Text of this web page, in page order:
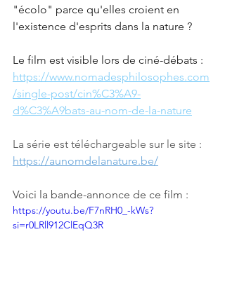
"écolo" parce qu'elles croient en
l'existence d'esprits dans la nature ?
Le film est visible lors de ciné-débats :
https://www.nomadesphilosophes.com
/single-post/cin%C3%A9-
d%C3%A9bats-au-nom-de-la-nature
La série est téléchargeable sur le site :
https://aunomdelanature.be/
Voici la bande-annonce de ce film :
https://youtu.be/F7nRH0_-kWs?
si=r0LRll912ClEqQ3R